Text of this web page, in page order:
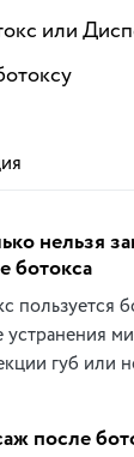
или
нельзя
ботокса
пользуется
устранения
губ или
после